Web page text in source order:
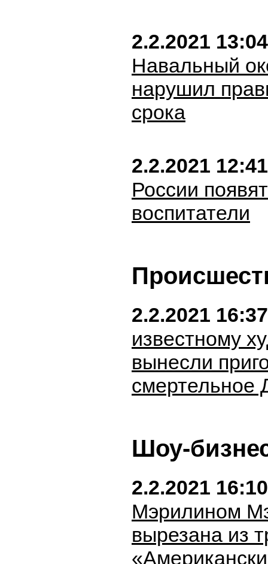
2.2.2021 13:04
Навальный
нарушил
срока
2.2.2021 12:41
России
воспитатели
2.2.2021 16:37
известному
вынесли
смертельное
Шоу-
2.2.2021 16:10
Мэрилином
вырезана из